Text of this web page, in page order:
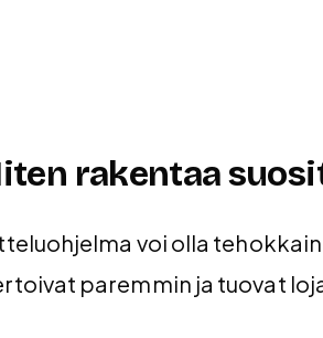
rakentaa
voi olla
paremmin ja tuovat